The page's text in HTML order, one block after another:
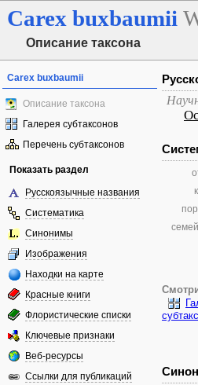
Carex buxbaumii
Описание таксона
Carex buxbaumii
Описание таксона
Галерея субтаксонов
Перечень субтаксонов
Показать раздел
Русскоязычные названия
Систематика
Синонимы
Изображения
Находки на карте
Красные книги
Флористические списки
Ключевые признаки
Веб-ресурсы
Ссылки для публикаций